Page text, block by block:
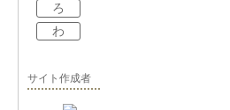
ろ
わ
サイト作成者